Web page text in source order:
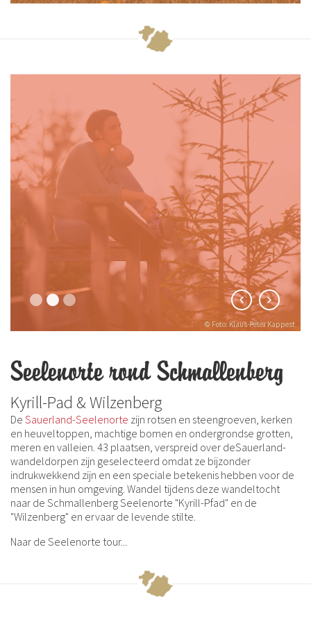
© Foto: Klaus-Peter Kappest
Seelenorte rond Schmallenberg
Kyrill-Pad & Wilzenberg
De Sauerland-Seelenorte zijn rotsen en steengroeven, kerken
en heuveltoppen, machtige bomen en ondergrondse grotten,
meren en valleien. 43 plaatsen, verspreid over deSauerland-
wandeldorpen zijn geselecteerd omdat ze bijzonder
indrukwekkend zijn en een speciale betekenis hebben voor de
mensen in hun omgeving. Wandel tijdens deze wandeltocht
naar de Schmallenberg Seelenorte "Kyrill-Pfad" en de
"Wilzenberg" en ervaar de levende stilte.
Naar de Seelenorte tour...